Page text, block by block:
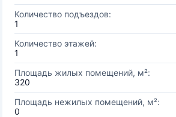
Количество подъездов:
1
Количество этажей:
1
Площадь жилых помещений, м²:
320
Площадь нежилых помещений, м²:
0